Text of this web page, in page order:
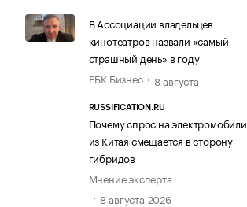
В Ассоциации владельцев
кинотеатров назвали «самый
страшный день» в году
РБК Бизнес
8 августа
RUSSIFICATION.RU
Почему спрос на электромобили
из Китая смещается в сторону
гибридов
Мнение эксперта
8 августа 2026